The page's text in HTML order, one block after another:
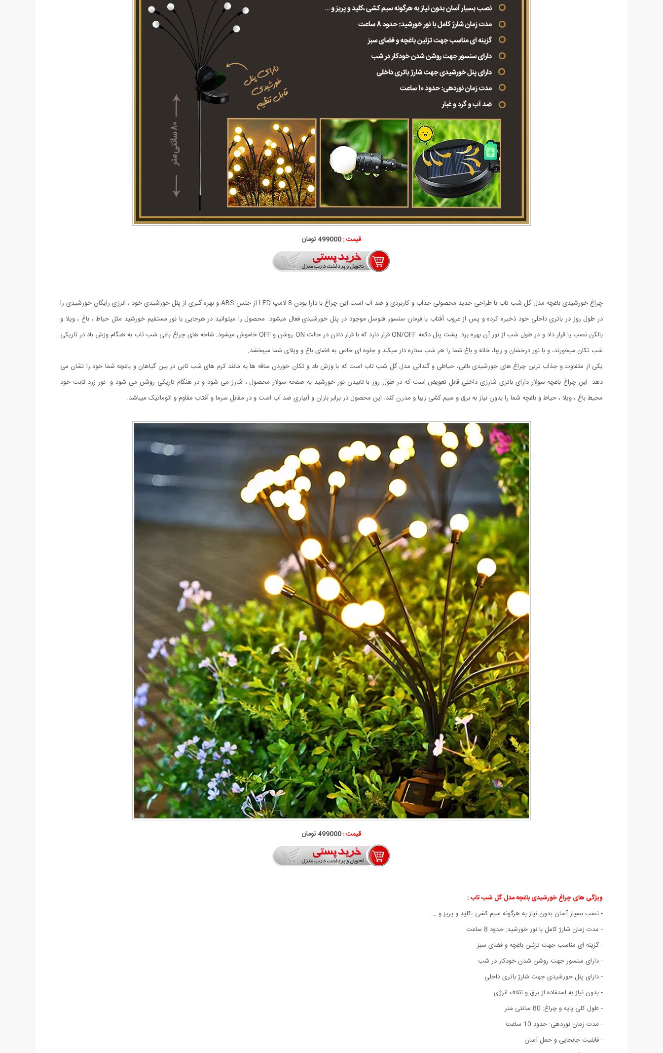
قیمت :499000 تومان
چراغ خورشیدی باغچه مدل گل شب تاب با طراحی جدید محصولی جذاب و کاربردی و ضد آب است.این چراغ با دارا بودن 8 لامپ LED از جنس ABS و بهره گیری از پنل خورشیدی خود ، انرژی رایگان خورشیدی را
در طول روز در باتری داخلی خود ذخیره کرده و پس از غروب آفتاب با فرمان سنسور فتوسل موجود در پنل خورشیدی فعال میشود. محصول را میتوانید در هرجایی با نور مستقیم خورشید مثل حیاط ، باغ ، ویلا و
بالکن نصب یا قرار داد و در طول شب از نور آن بهره برد. پشت پنل دکمه ON/OFF قرار دارد که با قرار دادن در حالت ON روشن و OFF خاموش میشود. شاخه های چراغ باغی شب تاب به هنگام وزش باد در تاریکی
شب تکان میخورند، و با نور درخشان و زیبا، خانه و باغ شما را هر شب ستاره دار میکند و جلوه ای خاص به فضای باغ و ویلای شما میبخشد.
یکی از متفاوت و جذاب ترین چراغ های خورشیدی باغی، حیاطی و گلدانی مدل گل شب تاب است که با وزش باد و تکان خوردن ساقه ها به مانند کرم های شب تابی در بین گیاهان و باغچه شما خود را نشان می
دهد. این چراغ باغچه سولار دارای باتری شارژی داخلی قابل تعویض است که در طول روز با تابیدن نور خورشید به صفحه سولار محصول ، شارژ می شود و در هنگام تاریکی روشن می شود و نور زرد ثابت خود
محیط باغ ، ویلا ، حیاط و باغچه شما را بدون نیاز به برق و سیم کشی زیبا و مدرن کند. این محصول در برابر باران و آبیاری ضد آب است و در مقابل سرما و آفتاب مقاوم و اتوماتیک میباشد.
قیمت :499000 تومان
ویژگی های چراغ خورشیدی باغچه مدل گل شب تاب:
- نصب بسیار آسان بدون نیاز به هرگونه سیم کشی ،کلید و پریز و …
- مدت زمان شارژ کامل با نور خورشید: حدود 8 ساعت
- گزینه ای مناسب جهت تزئین باغچه و فضای سبز
- دارای سنسور جهت روشن شدن خودکار در شب
- دارای پنل خورشیدی جهت شارژ باتری داخلی
- بدون نیاز به استفاده از برق و اتلاف انرژی
- طول کلی پایه و چراغ: 80 سانتی متر
- مدت زمان نوردهی: حدود 10 ساعت
- قابلیت جابجایی و حمل آسان